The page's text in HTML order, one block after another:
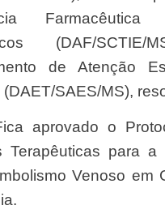
(DAF/
de Atenção
(DAET/SAES/MS),
Terapêuticas para a
Venoso em